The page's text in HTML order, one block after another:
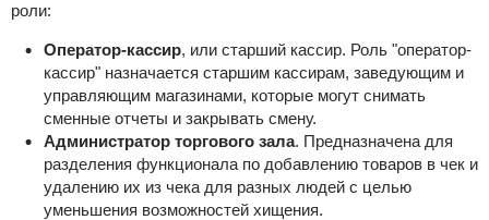
роли:
Оператор-кассир, или старший кассир. Роль "оператор-
кассир" назначается старшим кассирам, заведующим и
управляющим магазинами, которые могут снимать
сменные отчеты и закрывать смену.
Администратор торгового зала. Предназначена для
разделения функционала по добавлению товаров в чек и
удалению их из чека для разных людей с целью
уменьшения возможностей хищения.